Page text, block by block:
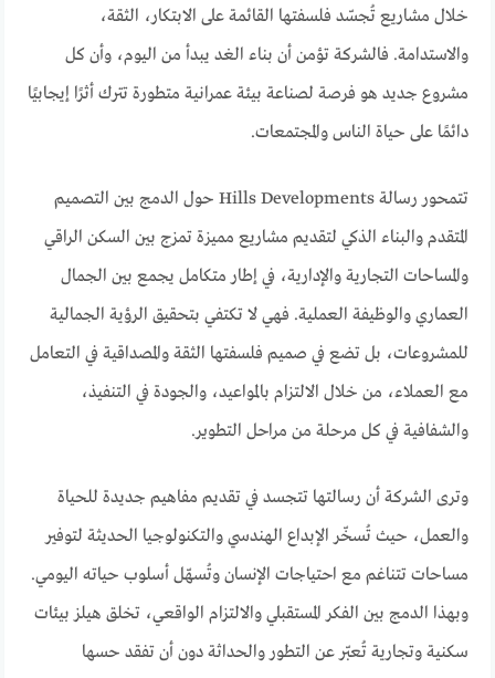
خلال مشاريع تُجسّد فلسفتها القائمة على الابتكار، الثقة،
والاستدامة. فالشركة تؤمن أن بناء الغد يبدأ من اليوم، وأن كل
مشروع جديد هو فرصة لصناعة بيئة عمرانية متطورة تترك أثرًا إيجابيًا
دائمًا على حياة الناس والمجتمعات.
تتمحور رسالة Hills Developments حول الدمج بين التصميم
المتقدم والبناء الذكي لتقديم مشاريع مميزة تمزج بين السكن الراقي
والمساحات التجارية والإدارية، في إطار متكامل يجمع بين الجمال
العماري والوظيفة العملية. فهي لا تكتفي بتحقيق الرؤية الجمالية
للمشروعات، بل تضع في صميم فلسفتها الثقة والمصداقية في التعامل
مع العملاء، من خلال الالتزام بالمواعيد، والجودة في التنفيذ،
والشفافية في كل مرحلة من مراحل التطوير.
وترى الشركة أن رسالتها تتجسد في تقديم مفاهيم جديدة للحياة
والعمل، حيث تُسخّر الإبداع الهندسي والتكنولوجيا الحديثة لتوفير
مساحات تتناغم مع احتياجات الإنسان وتُسهّل أسلوب حياته اليومي.
وبهذا الدمج بين الفكر المستقبلي والالتزام الواقعي، تخلق هيلز بيئات
سكنية وتجارية تُعبّر عن التطور والحداثة دون أن تفقد حسها